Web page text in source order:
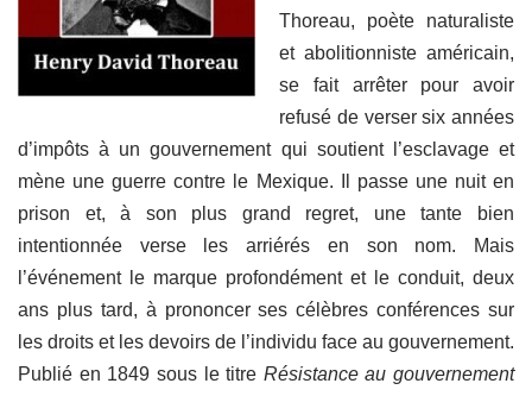
Thoreau, poète naturaliste
et abolitionniste américain,
se fait arrêter pour avoir
refusé de verser six années
d’impôts à un gouvernement qui soutient l’esclavage et
mène une guerre contre le Mexique. Il passe une nuit en
prison et, à son plus grand regret, une tante bien
intentionnée verse les arriérés en son nom. Mais
l’événement le marque profondément et le conduit, deux
ans plus tard, à prononcer ses célèbres conférences sur
les droits et les devoirs de l’individu face au gouvernement.
Publié en 1849 sous le titre Résistance au gouvernement